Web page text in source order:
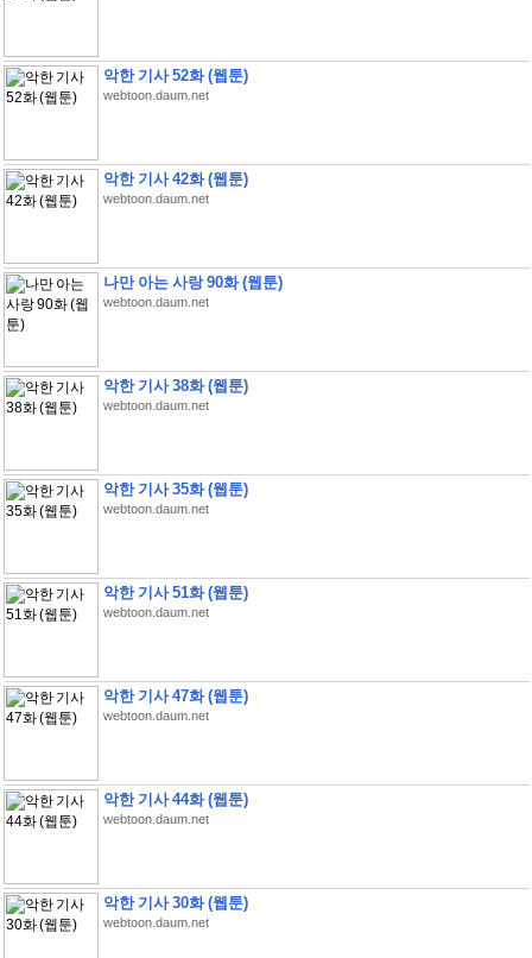
악한 기사 52화 (웹툰)
webtoon.daum.net
악한 기사 42화 (웹툰)
webtoon.daum.net
나만 아는 사랑 90화 (웹툰)
webtoon.daum.net
악한 기사 38화 (웹툰)
webtoon.daum.net
악한 기사 35화 (웹툰)
webtoon.daum.net
악한 기사 51화 (웹툰)
webtoon.daum.net
악한 기사 47화 (웹툰)
webtoon.daum.net
악한 기사 44화 (웹툰)
webtoon.daum.net
악한 기사 30화 (웹툰)
webtoon.daum.net